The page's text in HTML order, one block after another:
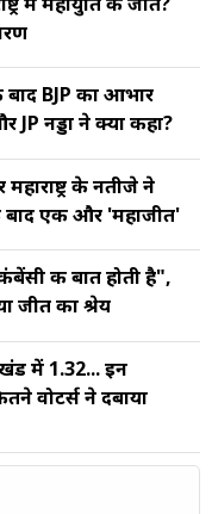
बाद BJP का आभार
JP नड्डा ने क्या कहा?
महाराष्ट्र के नतीजे ने
बाद एक और 'महाजीत'
की बात होती है",
जीत का श्रेय
में 1.32... इन
वोटर्स ने दबाया